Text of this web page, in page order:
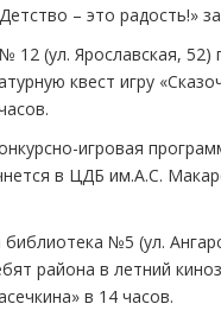
– это радость!»
12 (ул. Ярославская, 52)
квест игру
игровая
в ЦДБ им.А.С.
№5 (ул.
района в летний
в 14 часов.